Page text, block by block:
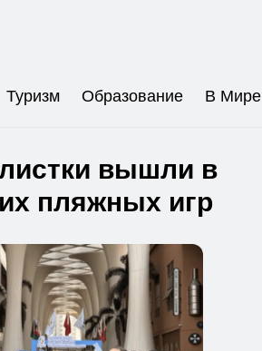
Туризм Образование В Мире
вышли в
пляжных игр